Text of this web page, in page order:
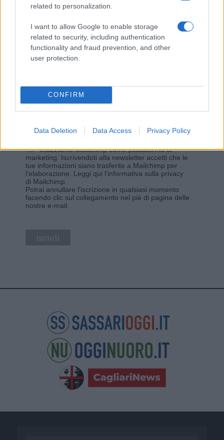
related to personalization.
I want to allow Google to enable storage
related to security, including authentication
functionality and fraud prevention, and other
user protection.
CONFIRM
Data Deletion Data Access Privacy Policy
Vuoi rimanere sempre aggiornato?
Iscriviti alla newsletter di Gallura Oggi e ricevi le nostre
*campo obbligatorio
Indirizzo email *
Utilizziamo Mailchimp come piattaforma di
marketing. Iscrivendoti alla newsletter accetti che le
tue informazioni siano trasferite a Mailchimp per
l'elaborazione. Leggi qui l'informativa sulla privacy
di Mailchimp.
Potrai annullare l'iscrizione in qualsiasi momento
facendo clic sul collegamento nel piè di pagina delle
nostre e-mail.